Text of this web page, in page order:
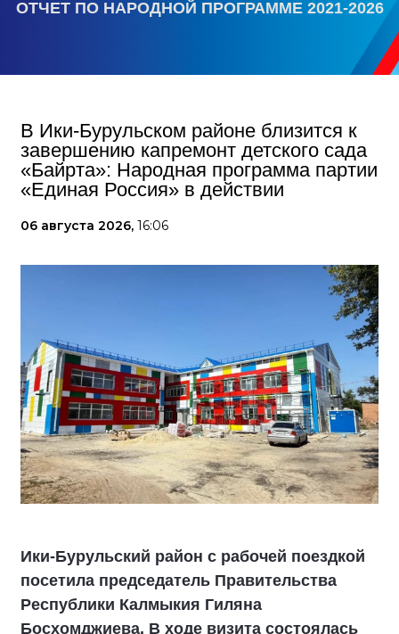
ОТЧЕТ ПО НАРОДНОЙ ПРОГРАММЕ 2021-2026
В Ики‑Бурульском районе близится к
завершению капремонт детского сада
«Байрта»: Народная программа партии
«Единая Россия» в действии
06 августа 2026, 16:06
Ики‑Бурульский район с рабочей поездкой
посетила председатель Правительства
Республики Калмыкия Гиляна
Босхомджиева. В ходе визита состоялась